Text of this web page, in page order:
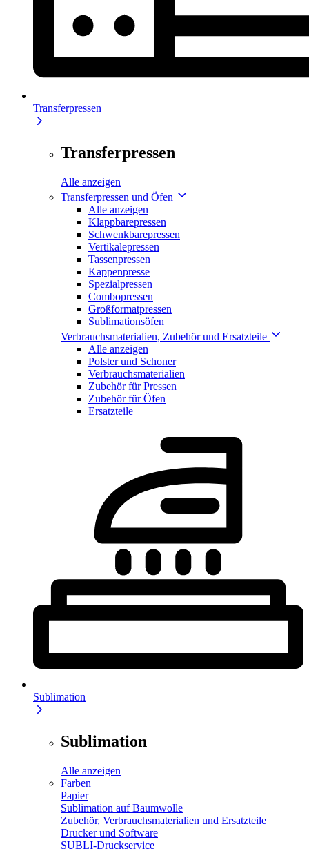
Transferpressen
Transferpressen
Alle anzeigen
Transferpressen und Öfen
Alle anzeigen
Klappbarepressen
Schwenkbarepressen
Vertikalepressen
Tassenpressen
Kappenpresse
Spezialpressen
Combopressen
Großformatpressen
Sublimationsöfen
Verbrauchsmaterialien, Zubehör und Ersatzteile
Alle anzeigen
Polster und Schoner
Verbrauchsmaterialien
Zubehör für Pressen
Zubehör für Öfen
Ersatzteile
Sublimation
Sublimation
Alle anzeigen
Farben
Papier
Sublimation auf Baumwolle
Zubehör, Verbrauchsmaterialien und Ersatzteile
Drucker und Software
SUBLI-Druckservice